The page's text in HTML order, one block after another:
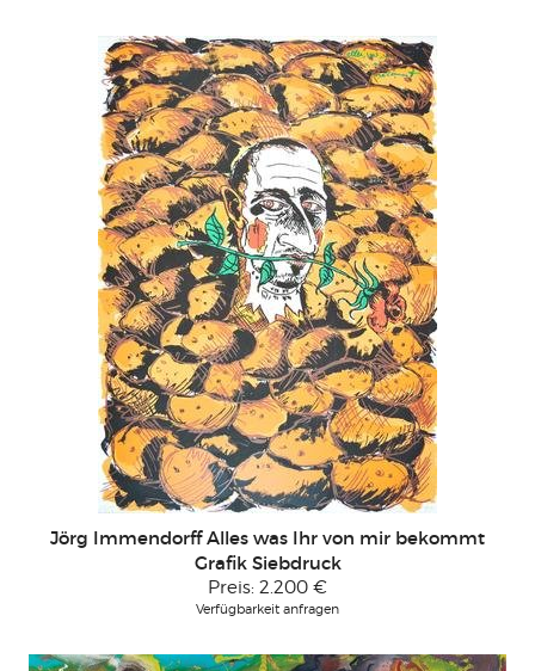
Jörg Immendorff Alles was Ihr von mir bekommt
Grafik Siebdruck
Preis: 2.200 €
Verfügbarkeit anfragen